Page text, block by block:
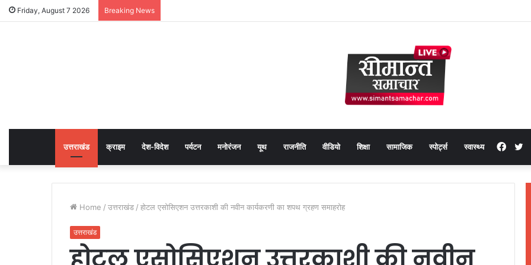
Friday, August 7 2026 Breaking News
उत्तराखंड क्राइम देश-विदेश पर्यटन मनोरंजन यूथ राजनीति वीडियो शिक्षा सामाजिक स्पोर्ट्स स्वास्थ्य
Home / उत्तराखंड / होटल एसोसिएशन उत्तरकाशी की नवीन कार्यकरणी का शपथ ग्रहण समाहरोह
उत्तराखंड